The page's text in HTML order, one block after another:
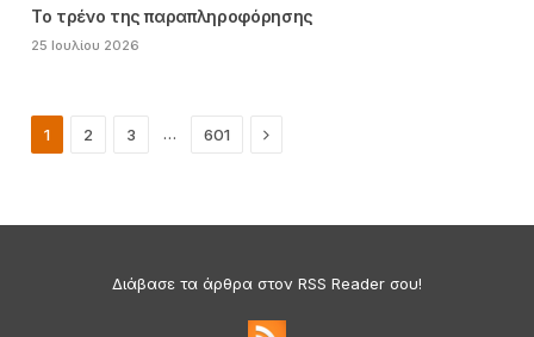
Το τρένο της παραπληροφόρησης
25 Ιουλίου 2026
1 2 3 … 601 Next
Διάβασε τα άρθρα στον RSS Reader σου!